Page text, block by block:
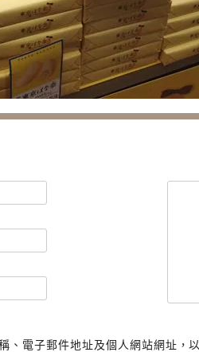
、電子郵件地址及個人網站網址，